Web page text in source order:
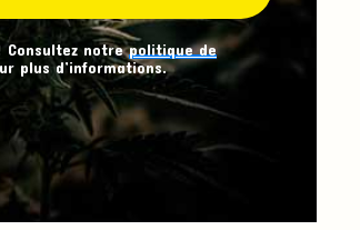
Consultez notrepolitique de
plus d’informations.